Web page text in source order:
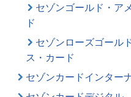
セゾンゴールド・ア
ド
セゾンローズゴール
ス・カード
セゾンカードインター